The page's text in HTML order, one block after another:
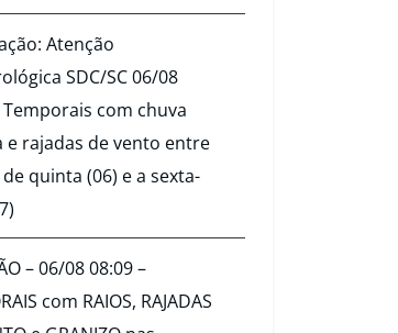
Atenção
SDC/SC 06/08
Temporais com chuva
e rajadas de vento entre
quinta (06) e a sexta-
– 06/08 08:09 –
com RAIOS, RAJADAS